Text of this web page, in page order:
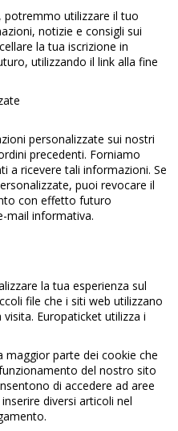
potremmo utilizzare il tuo
notizie e consigli sui
la tua iscrizione in
utilizzando il link alla fine
personalizzate sui nostri
precedenti. Forniamo
a ricevere tali informazioni. Se
puoi revocare il
con effetto futuro
mail informativa.
la tua esperienza sul
file che i siti web utilizzano
Europaticket utilizza i
maggior parte dei cookie che
del nostro sito
di accedere ad aree
diversi articoli nel